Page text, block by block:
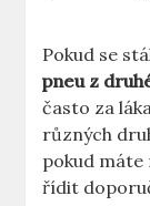
Pokud se
pneu z
často za
různých
pokud máte
řídit